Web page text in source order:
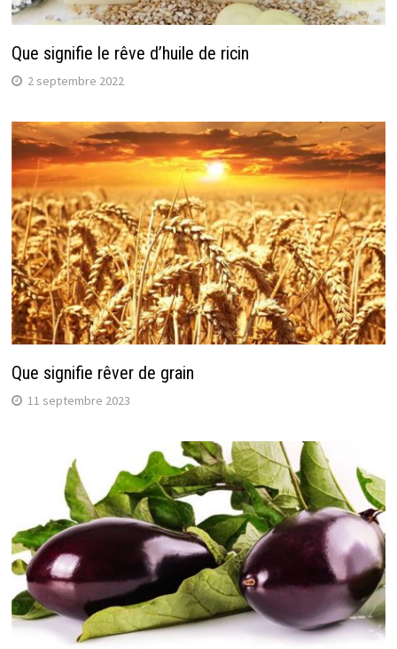
Que signifie le rêve d’huile de ricin
2 septembre 2022
Que signifie rêver de grain
11 septembre 2023